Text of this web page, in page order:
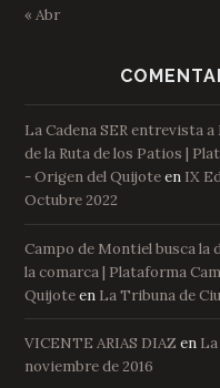
« Abr
La Cadena SER entrevista
de la Ruta de los Patios |
- Origen del Quijoteen IX
Octubre 2022
Campo de Montiel busca la
la comarca | Plataforma
Quijoteen La Tribuna de
VICENTE ARIAS DIAZ en
noviembre de 2016